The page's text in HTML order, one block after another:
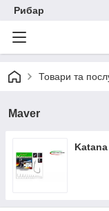
Рибар
Товари та
Maver
Katana